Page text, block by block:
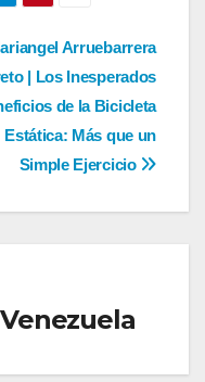
Arruebarrera
| Los Inesperados
de la Bicicleta
Estática: Más que un
Simple Ejercicio